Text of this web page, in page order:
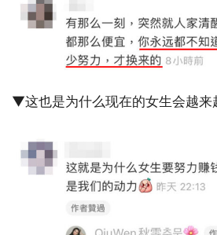
▼这也是为什么现在的女生会越来